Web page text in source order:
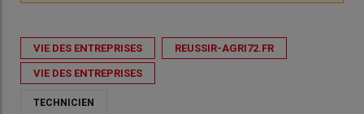
VIE DES ENTREPRISES REUSSIR-AGRI72.FR
VIE DES ENTREPRISES
TECHNICIEN